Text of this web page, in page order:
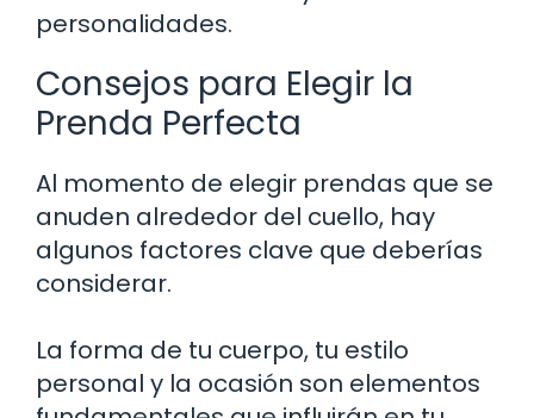
personalidades.
Consejos para Elegir la
Prenda Perfecta
Al momento de elegir prendas que se
anuden alrededor del cuello, hay
algunos factores clave que deberías
considerar.
La forma de tu cuerpo, tu estilo
personal y la ocasión son elementos